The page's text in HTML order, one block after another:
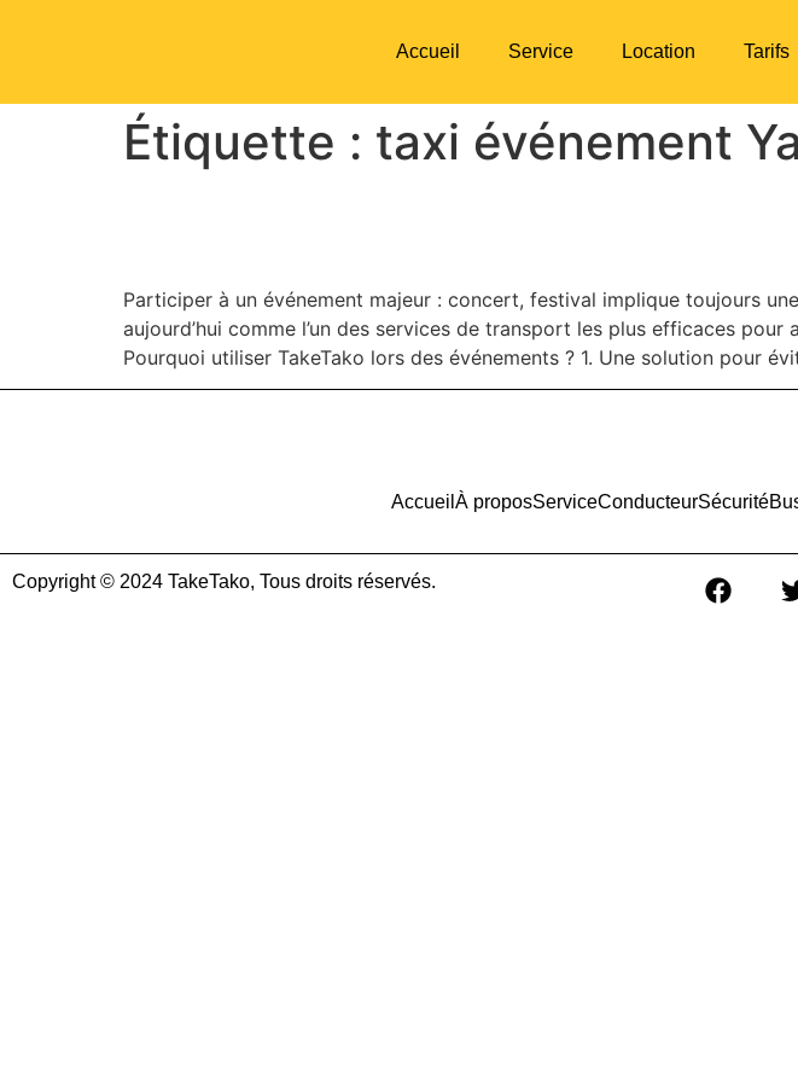
Accueil Service Location Tarifs
Étiquette : taxi événement
Participer à un événement majeur : concert, festival implique toujours
aujourd’hui comme l’un des services de transport les plus efficaces
Pourquoi utiliser TakeTako lors des événements ? 1. Une solution pour
Accueil À proposServiceConducteurSécurité
Copyright © 2024 TakeTako, Tous droits réservés.